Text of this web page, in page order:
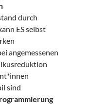
durch
ES selbst
angemessenen
sind